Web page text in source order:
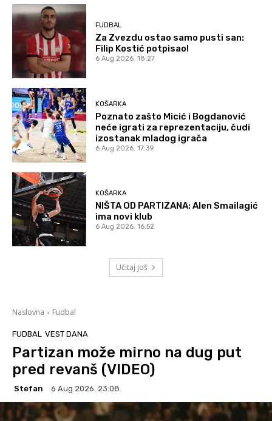
FUDBAL
Za Zvezdu ostao samo pusti san:
Filip Kostić potpisao!
6 Aug 2026. 18:27
KOŠARKA
Poznato zašto Micić i Bogdanović
neće igrati za reprezentaciju, čudi
izostanak mladog igrača
6 Aug 2026. 17:39
KOŠARKA
NIŠTA OD PARTIZANA: Alen Smailagić
ima novi klub
6 Aug 2026. 16:52
Učitaj još